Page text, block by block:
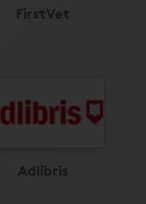
FirstVet
Adlibris